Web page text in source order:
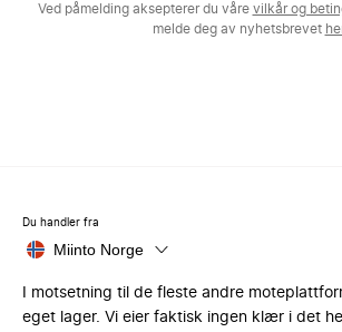
Ved påmelding aksepterer du våre vilkår og
melde deg av nyhetsbrevet
Du handler fra
Miinto Norge
I motsetning til de fleste andre
eget lager. Vi eier faktisk ingen klær i det